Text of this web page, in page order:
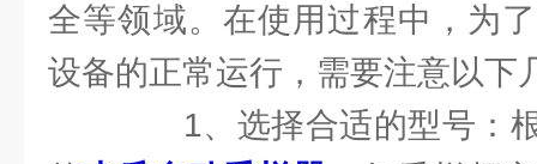
全等领域。在使用过程中，为
设备的正常运行，需要注意以下
1、选择合适的型号：根